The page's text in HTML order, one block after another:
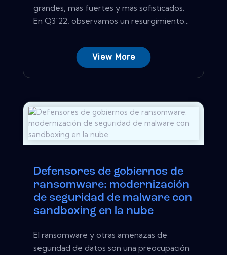
grandes, más fuertes y más sofisticados.
En Q3'22, observamos un resurgimiento...
View More
Defensores de gobiernos de
ransomware: modernización
de seguridad de malware con
sandboxing en la nube
El ransomware y otras amenazas de
seguridad de datos son una preocupación